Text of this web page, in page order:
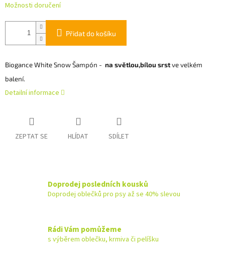
Možnosti doručení
Přidat do košíku
Biogance White Snow Šampón - na světlou,bílou srstve velkém
balení.
Detailní informace
ZEPTAT SE HLÍDAT SDÍLET
Doprodej posledních kousků
Doprodej oblečků pro psy až se 40% slevou
Rádi Vám pomůžeme
s výběrem oblečku, krmiva či pelíšku